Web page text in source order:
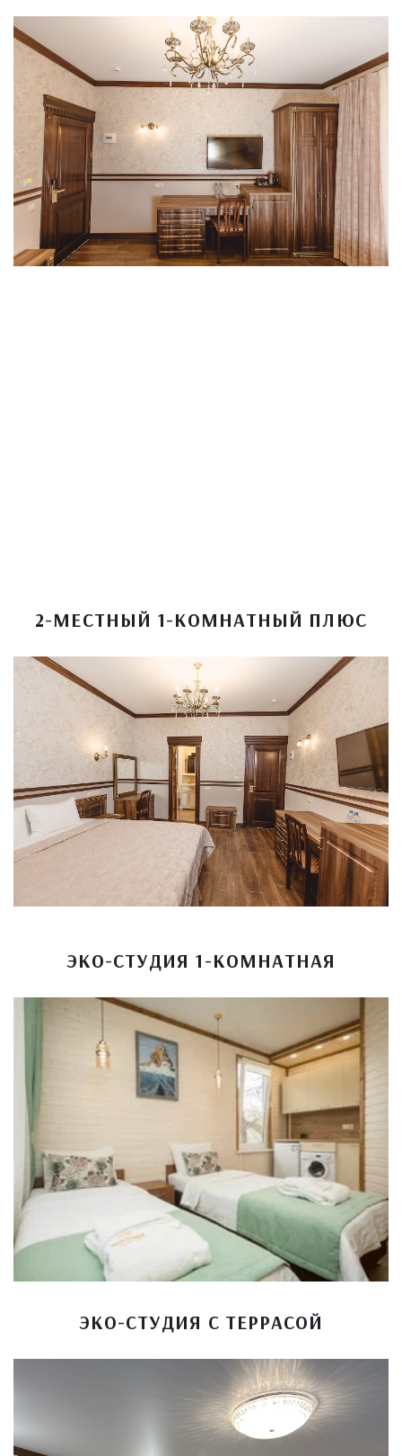
2-МЕСТНЫЙ 1-КОМНАТНЫЙ ПЛЮС
ЭКО-СТУДИЯ 1-КОМНАТНАЯ
ЭКО-СТУДИЯ С ТЕРРАСОЙ